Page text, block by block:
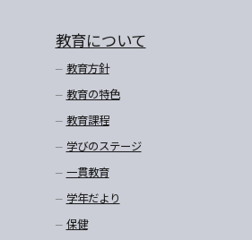
教育について
教育方針
教育の特色
教育課程
学びのステージ
一貫教育
学年だより
保健